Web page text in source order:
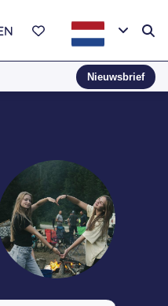
Nieuwsbrief